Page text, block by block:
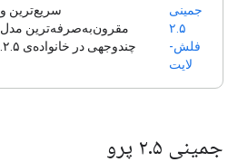
جمینی
۲.۵
فلش-
لایت
سریع‌ترین و
مقرون‌به‌صرفه‌ترین مدل
چندوجهی در خانواده‌ی ۲.۵.
جمینی ۲.۵ پرو